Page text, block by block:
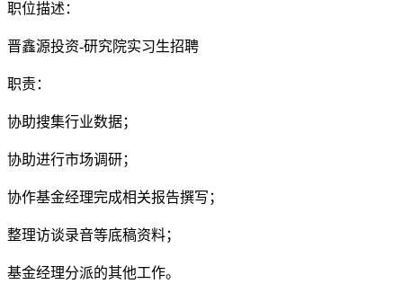
职位描述：
晋鑫源投资-研究院实习生招聘
职责：
协助搜集行业数据；
协助进行市场调研；
协作基金经理完成相关报告撰写；
整理访谈录音等底稿资料；
基金经理分派的其他工作。